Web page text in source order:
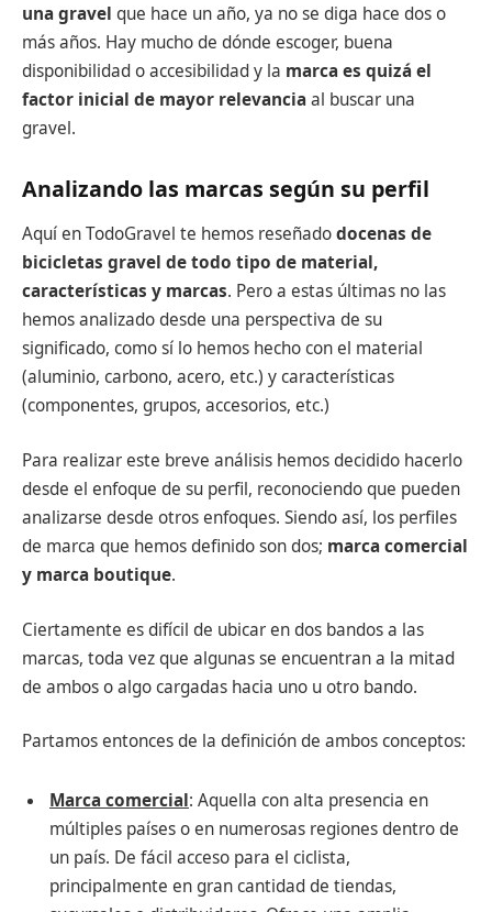
una gravel que hace un año, ya no se diga hace dos o
más años. Hay mucho de dónde escoger, buena
disponibilidad o accesibilidad y la marca es quizá el
factor inicial de mayor relevanciaal buscar una
gravel.
Analizando las marcas según su perfil
Aquí en TodoGravel te hemos reseñadodocenas de
bicicletas gravel de todo tipo de material,
características y marcas. Pero a estas últimas no las
hemos analizado desde una perspectiva de su
significado, como sí lo hemos hecho con el material
(aluminio, carbono, acero, etc.) y características
(componentes, grupos, accesorios, etc.)
Para realizar este breve análisis hemos decidido hacerlo
desde el enfoque de su perfil, reconociendo que pueden
analizarse desde otros enfoques. Siendo así, los perfiles
de marca que hemos definido son dos; marca comercial
y marca boutique.
Ciertamente es difícil de ubicar en dos bandos a las
marcas, toda vez que algunas se encuentran a la mitad
de ambos o algo cargadas hacia uno u otro bando.
Partamos entonces de la definición de ambos conceptos:
Marca comercial: Aquella con alta presencia en
múltiples países o en numerosas regiones dentro de
un país. De fácil acceso para el ciclista,
principalmente en gran cantidad de tiendas,